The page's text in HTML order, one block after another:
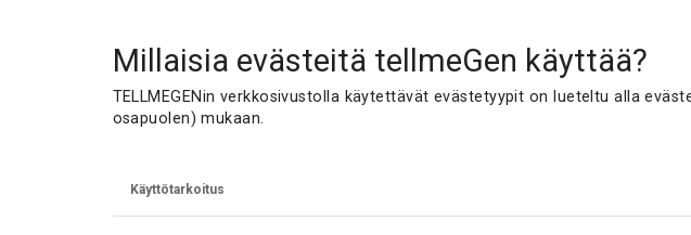
Millaisia evästeitä tellmeGen käyttää?
TELLMEGENin verkkosivustolla käytettävät evästetyypit on lueteltu alla
osapuolen) mukaan.
Käyttötarkoitus